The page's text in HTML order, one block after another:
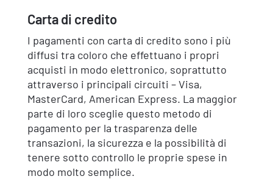
Carta di credito
I pagamenti con carta di credito sono i più
diffusi tra coloro che effettuano i propri
acquisti in modo elettronico, soprattutto
attraverso i principali circuiti – Visa,
MasterCard, American Express. La maggior
parte di loro sceglie questo metodo di
pagamento per la trasparenza delle
transazioni, la sicurezza e la possibilità di
tenere sotto controllo le proprie spese in
modo molto semplice.